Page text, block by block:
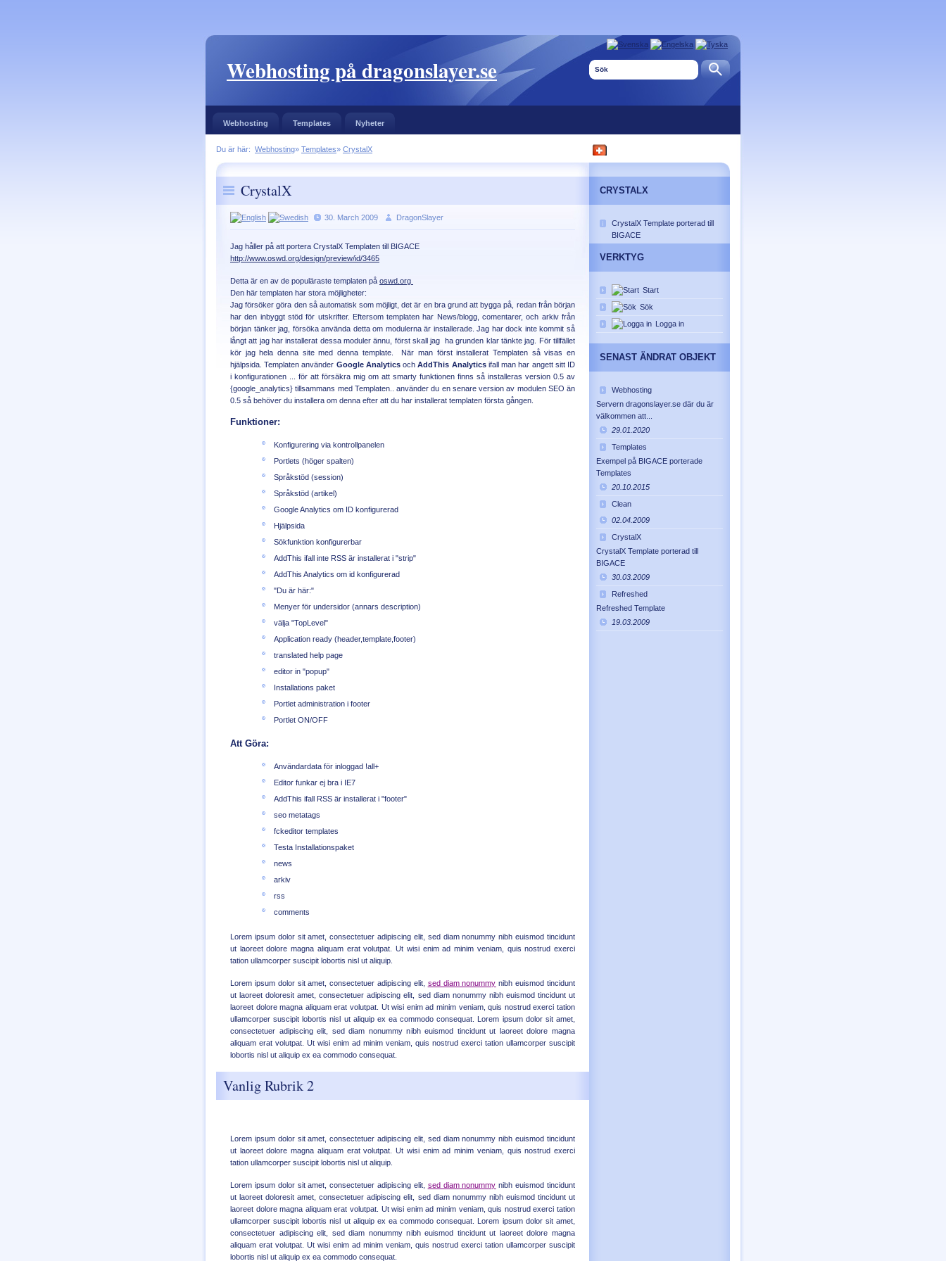
Webhosting på dragonslayer.se
Webhosting Templates Nyheter
Du är här: Webhosting» Templates» CrystalX
CrystalX
30. March 2009 DragonSlayer
Jag håller på att portera CrystalX Templaten till BIGACE
http://www.oswd.org/design/preview/id/3465
Detta är en av de populäraste templaten på oswd.org
Den här templaten har stora möjligheter:
Jag försöker göra den så automatisk som möjligt, det är en bra grund att bygga på, redan från början
har den inbyggt stöd för utskrifter. Eftersom templaten har News/blogg, comentarer, och arkiv från
början tänker jag, försöka använda detta om modulerna är installerade. Jag har dock inte kommit så
långt att jag har installerat dessa moduler ännu, först skall jag ha grunden klar tänkte jag. För tillfället
kör jag hela denna site med denna template. När man först installerat Templaten så visas en
hjälpsida. Templaten använder Google AnalyticsochAddThis Analyticsifall man har angett sitt ID
i konfigurationen ... för att försäkra mig om att smarty funktionen finns så installeras version 0.5 av
{google_analytics} tillsammans med Templaten.. använder du en senare version av modulen SEO än
0.5 så behöver du installera om denna efter att du har installerat templaten första gången.
Funktioner:
Konfigurering via kontrollpanelen
Portlets (höger spalten)
Språkstöd (session)
Språkstöd (artikel)
Google Analytics om ID konfigurerad
Hjälpsida
Sökfunktion konfigurerbar
AddThis ifall inte RSS är installerat i "strip"
AddThis Analytics om id konfigurerad
"Du är här:"
Menyer för undersidor (annars description)
välja "TopLevel"
Application ready (header,template,footer)
translated help page
editor in "popup"
Installations paket
Portlet administration i footer
Portlet ON/OFF
Att Göra:
Användardata för inloggad !all+
Editor funkar ej bra i IE7
AddThis ifall RSS är installerat i "footer"
seo metatags
fckeditor templates
Testa Installationspaket
news
arkiv
rss
comments
Lorem ipsum dolor sit amet, consectetuer adipiscing elit, sed diam nonummy nibh euismod tincidunt
ut laoreet dolore magna aliquam erat volutpat. Ut wisi enim ad minim veniam, quis nostrud exerci
tation ullamcorper suscipit lobortis nisl ut aliquip.
Lorem ipsum dolor sit amet, consectetuer adipiscing elit, sed diam nonummy nibh euismod tincidunt
ut laoreet doloresit amet, consectetuer adipiscing elit, sed diam nonummy nibh euismod tincidunt ut
laoreet dolore magna aliquam erat volutpat. Ut wisi enim ad minim veniam, quis nostrud exerci tation
ullamcorper suscipit lobortis nisl ut aliquip ex ea commodo consequat. Lorem ipsum dolor sit amet,
consectetuer adipiscing elit, sed diam nonummy nibh euismod tincidunt ut laoreet dolore magna
aliquam erat volutpat. Ut wisi enim ad minim veniam, quis nostrud exerci tation ullamcorper suscipit
lobortis nisl ut aliquip ex ea commodo consequat.
Vanlig Rubrik 2
Lorem ipsum dolor sit amet, consectetuer adipiscing elit, sed diam nonummy nibh euismod tincidunt
ut laoreet dolore magna aliquam erat volutpat. Ut wisi enim ad minim veniam, quis nostrud exerci
tation ullamcorper suscipit lobortis nisl ut aliquip.
Lorem ipsum dolor sit amet, consectetuer adipiscing elit, sed diam nonummy nibh euismod tincidunt
ut laoreet doloresit amet, consectetuer adipiscing elit, sed diam nonummy nibh euismod tincidunt ut
laoreet dolore magna aliquam erat volutpat. Ut wisi enim ad minim veniam, quis nostrud exerci tation
ullamcorper suscipit lobortis nisl ut aliquip ex ea commodo consequat. Lorem ipsum dolor sit amet,
consectetuer adipiscing elit, sed diam nonummy nibh euismod tincidunt ut laoreet dolore magna
aliquam erat volutpat. Ut wisi enim ad minim veniam, quis nostrud exerci tation ullamcorper suscipit
lobortis nisl ut aliquip ex ea commodo consequat.
CRYSTALX
CrystalX Template porterad till
BIGACE
VERKTYG
Start
Sök
Logga in
SENAST ÄNDRAT OBJEKT
Webhosting
Servern dragonslayer.se där du är
välkommen att...
29.01.2020
Templates
Exempel på BIGACE porterade
Templates
20.10.2015
Clean
02.04.2009
CrystalX
CrystalX Template porterad till
BIGACE
30.03.2009
Refreshed
Refreshed Template
19.03.2009